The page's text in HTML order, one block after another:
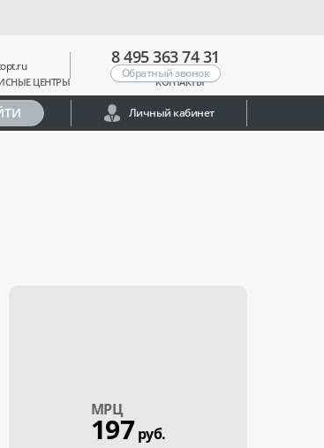
ЦЕНТРЫ КОНТАКТЫ
8 495 363 74 31
Обратный звонок
Личный кабинет
МPЦ
197 руб.